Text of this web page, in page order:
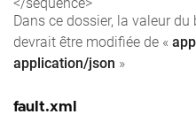
Dans ce dossier, la valeur du
devrait être modifiée de «
application/json »
fault.xml